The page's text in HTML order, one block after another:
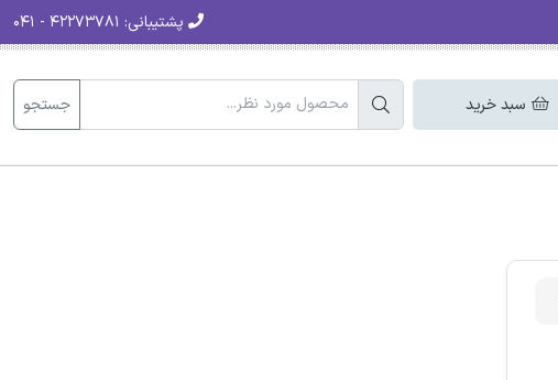
پشتیبانی:
سبد خرید جستجو